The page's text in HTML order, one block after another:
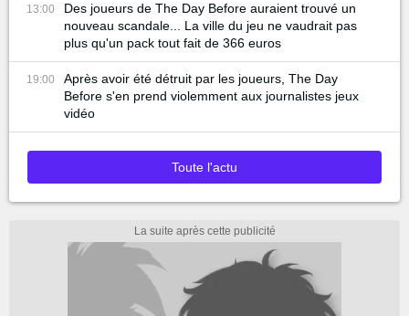
13:00
Des joueurs de The Day Before auraient trouvé un
nouveau scandale... La ville du jeu ne vaudrait pas
plus qu'un pack tout fait de 366 euros
19:00
Après avoir été détruit par les joueurs, The Day
Before s'en prend violemment aux journalistes jeux
vidéo
Toute l'actu